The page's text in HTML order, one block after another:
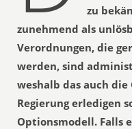
zu
zunehmend als
Verordnungen, die
werden, sind
weshalb das auch
Regierung erledigen
Optionsmodell. Falls